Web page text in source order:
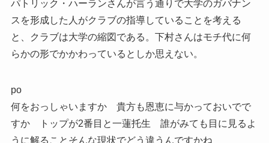
パトリック・ハーランさんが言う通りで大学のガバナン
スを形成した人がクラブの指導していることを考える
と、クラブは大学の縮図である。下村さんはモチ代に何
らかの形でかかわっているとしか思えない。
po
何をおっしゃいますか 貴方も恩恵に与かっておいでで
すか トップが2番目と一蓮托生 誰がみても目に見るよ
うに解ることそんな現状でどう違うんですかね